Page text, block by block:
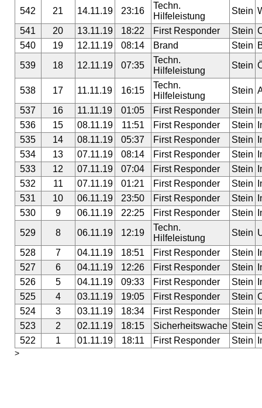
542
21 14.11.19 23:16
Techn.
Hilfeleistung
Stein
541
20 13.11.19 18:22 First Responder Stein
540
19 12.11.19 08:14 Brand Stein
539
18 12.11.19 07:35
Techn.
Hilfeleistung
Stein
538 17 11.11.19 16:15
Techn.
Hilfeleistung
Stein
537
16 11.11.19 01:05 First Responder Stein
536
15 08.11.19 11:51 First Responder Stein
535
14 08.11.19 05:37 First Responder Stein
534
13 07.11.19 08:14 First Responder Stein
533
12 07.11.19 07:04 First Responder Stein
532
11 07.11.19 01:21 First Responder Stein
531
10 06.11.19 23:50 First Responder Stein
530
9 06.11.19 22:25 First Responder Stein
529
8 06.11.19 12:19
Techn.
Hilfeleistung
Stein
528
7 04.11.19 18:51 First Responder Stein
527
6 04.11.19 12:26 First Responder Stein
526
5 04.11.19 09:33 First Responder Stein
525
4 03.11.19 19:05 First Responder Stein
524
3 03.11.19 18:34 First Responder Stein
523
2 02.11.19 18:15 Sicherheitswache Stein
522
1 01.11.19 18:11 First Responder Stein
>